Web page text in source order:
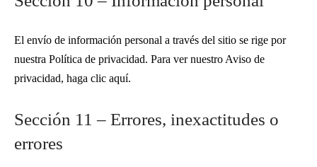
El envío de información personal a través del sitio se rige por
nuestra Política de privacidad. Para ver nuestro Aviso de
privacidad, haga clic aquí.
Sección 11 – Errores, inexactitudes o
errores